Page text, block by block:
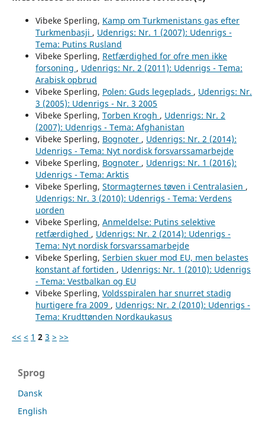
Vibeke Sperling, Kamp om Turkmenistans gas efter
Turkmenbasji , Udenrigs: Nr. 1 (2007): Udenrigs -
Tema: Putins Rusland
Vibeke Sperling, Retfærdighed for ofre men ikke
forsoning , Udenrigs: Nr. 2 (2011): Udenrigs - Tema:
Arabisk opbrud
Vibeke Sperling, Polen: Guds legeplads , Udenrigs: Nr.
3 (2005): Udenrigs - Nr. 3 2005
Vibeke Sperling, Torben Krogh , Udenrigs: Nr. 2
(2007): Udenrigs - Tema: Afghanistan
Vibeke Sperling, Bognoter , Udenrigs: Nr. 2 (2014):
Udenrigs - Tema: Nyt nordisk forsvarssamarbejde
Vibeke Sperling, Bognoter , Udenrigs: Nr. 1 (2016):
Udenrigs - Tema: Arktis
Vibeke Sperling, Stormagternes tøven i Centralasien ,
Udenrigs: Nr. 3 (2010): Udenrigs - Tema: Verdens
uorden
Vibeke Sperling, Anmeldelse: Putins selektive
retfærdighed , Udenrigs: Nr. 2 (2014): Udenrigs -
Tema: Nyt nordisk forsvarssamarbejde
Vibeke Sperling, Serbien skuer mod EU, men belastes
konstant af fortiden , Udenrigs: Nr. 1 (2010): Udenrigs
- Tema: Vestbalkan og EU
Vibeke Sperling, Voldsspiralen har snurret stadig
hurtigere fra 2009 , Udenrigs: Nr. 2 (2010): Udenrigs -
Tema: Krudttønden Nordkaukasus
<< < 1 2 3 > >>
Sprog
Dansk
English